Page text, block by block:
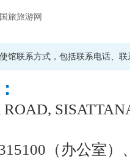
旅旅游网
馆联系方式，包括联系电话、联
（办公室）